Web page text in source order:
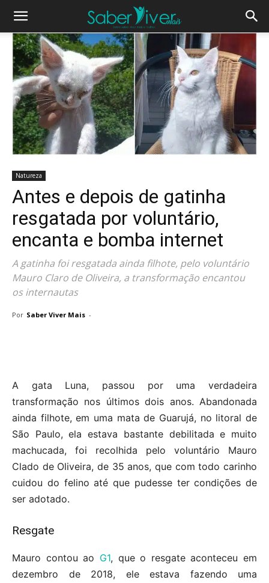
Natureza
Antes e depois de gatinha
resgatada por voluntário,
encanta e bomba internet
A gatinha foi resgatada ainda filhote, pelo voluntário
Mauro Claro de Oliveira, a transformação encantou
os internautas
Por Saber Viver Mais -
A gata Luna, passou por uma verdadeira
transformação nos últimos dois anos. Abandonada
ainda filhote, em uma mata de Guarujá, no litoral de
São Paulo, ela estava bastante debilitada e muito
machucada, foi recolhida pelo voluntário Mauro
Clado de Oliveira, de 35 anos, que com todo carinho
cuidou do felino até que pudesse ter condições de
ser adotado.
Resgate
Mauro contou ao G1, que o resgate aconteceu em
dezembro de 2018, ele estava fazendo uma